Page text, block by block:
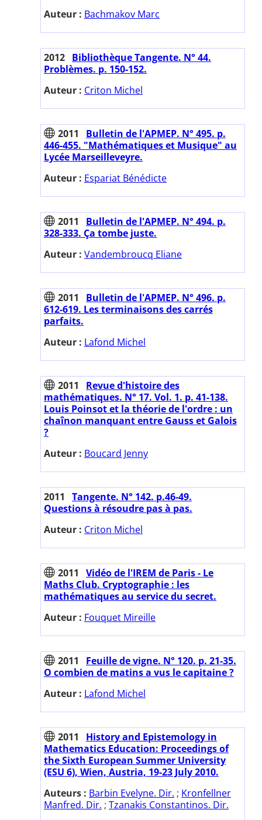
Auteur : Bachmakov Marc
2012 Bibliothèque Tangente. N° 44.
Problèmes. p. 150-152.
Auteur : Criton Michel
2011
Bulletin de l'APMEP. N° 495. p.
446-455. "Mathématiques et Musique" au
Lycée Marseilleveyre.
Auteur : Espariat Bénédicte
2011
Bulletin de l'APMEP. N° 494. p.
328-333. Ça tombe juste.
Auteur : Vandembroucq Eliane
2011
Bulletin de l'APMEP. N° 496. p.
612-619. Les terminaisons des carrés
parfaits.
Auteur : Lafond Michel
2011
Revue d'histoire des
mathématiques. N° 17. Vol. 1. p. 41-138.
Louis Poinsot et la théorie de l'ordre : un
chaînon manquant entre Gauss et Galois
?
Auteur : Boucard Jenny
2011
Tangente. N° 142. p.46-49.
Questions à résoudre pas à pas.
Auteur : Criton Michel
2011
Vidéo de l'IREM de Paris - Le
Maths Club. Cryptographie : les
mathématiques au service du secret.
Auteur : Fouquet Mireille
2011
Feuille de vigne. N° 120. p. 21-35.
O combien de matins a vus le capitaine ?
Auteur : Lafond Michel
2011
History and Epistemology in
Mathematics Education: Proceedings of
the Sixth European Summer University
(ESU 6), Wien, Austria, 19-23 July 2010.
Auteurs : Barbin Evelyne. Dir. ; Kronfellner
Manfred. Dir. ; Tzanakis Constantinos. Dir.